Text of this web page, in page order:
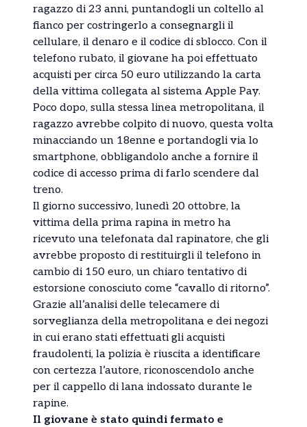
ragazzo di 23 anni, puntandogli un coltello al
fianco per costringerlo a consegnargli il
cellulare, il denaro e il codice di sblocco. Con il
telefono rubato, il giovane ha poi effettuato
acquisti per circa 50 euro utilizzando la carta
della vittima collegata al sistema Apple Pay.
Poco dopo, sulla stessa linea metropolitana, il
ragazzo avrebbe colpito di nuovo, questa volta
minacciando un 18enne e portandogli via lo
smartphone, obbligandolo anche a fornire il
codice di accesso prima di farlo scendere dal
treno.
Il giorno successivo, lunedì 20 ottobre, la
vittima della prima rapina in metro ha
ricevuto una telefonata dal rapinatore, che gli
avrebbe proposto di restituirgli il telefono in
cambio di 150 euro, un chiaro tentativo di
estorsione conosciuto come “cavallo di ritorno”.
Grazie all’analisi delle telecamere di
sorveglianza della metropolitana e dei negozi
in cui erano stati effettuati gli acquisti
fraudolenti, la polizia è riuscita a identificare
con certezza l’autore, riconoscendolo anche
per il cappello di lana indossato durante le
rapine.
Il giovane è stato quindi fermato e